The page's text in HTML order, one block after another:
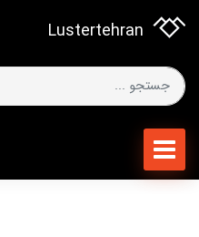
Lustertehran